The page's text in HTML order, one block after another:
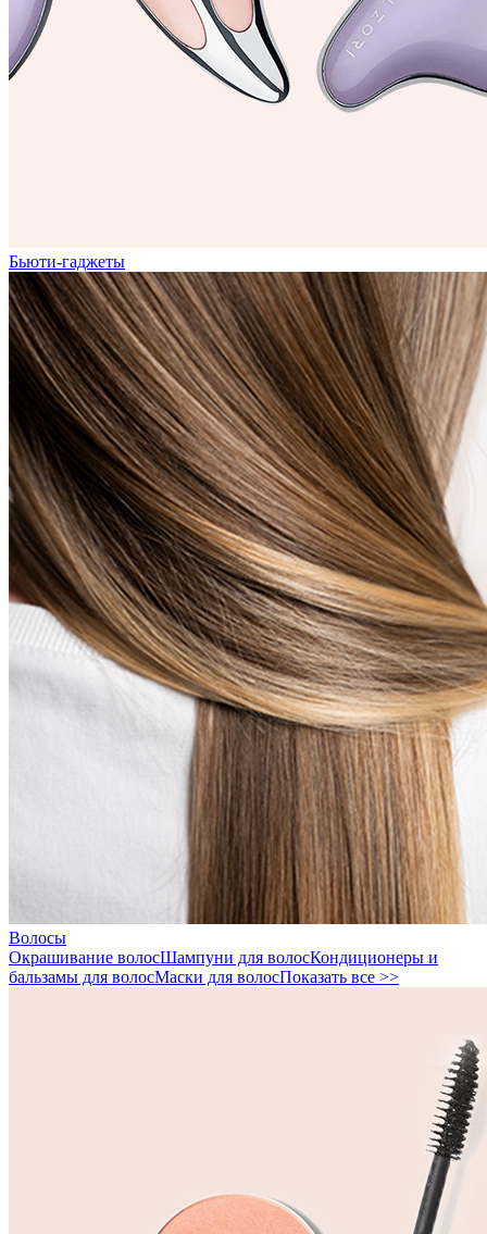
Бьюти-гаджеты
Волосы
Окрашивание волосШампуни для волосКондиционеры и
бальзамы для волосМаски для волосПоказать все >>